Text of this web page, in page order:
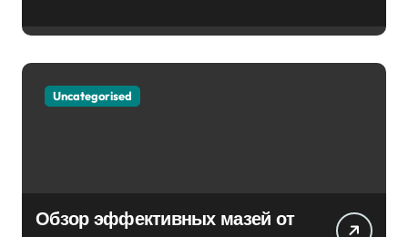
Uncategorised
Обзор эффективных мазей от